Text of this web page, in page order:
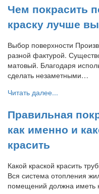
Чем покрасить
краску лучше
Выбор поверхности
разной фактурой.
матовый. Благодаря
сделать незаметными…
Читать далее...
Правильная
как именно и
красить
Какой краской красить
Вся система отопления
помещений должна иметь